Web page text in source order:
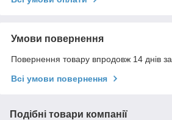
Умови повернення
Повернення товару впродовж 14 днів
Всі умови повернення
Подібні товари компанії